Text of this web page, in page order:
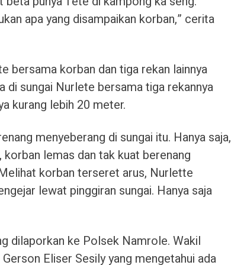
apa yang disampaikan korban,” cerita
bersama korban dan tiga rekan lainnya
di sungai Nurlete bersama tiga rekannya
kurang lebih 20 meter.
menyeberang di sungai itu. Hanya saja,
lemas dan tak kuat berenang
korban terseret arus, Nurlette
lewat pinggiran sungai. Hanya saja
dilaporkan ke Polsek Namrole. Wakil
Eliser Sesily yang mengetahui ada